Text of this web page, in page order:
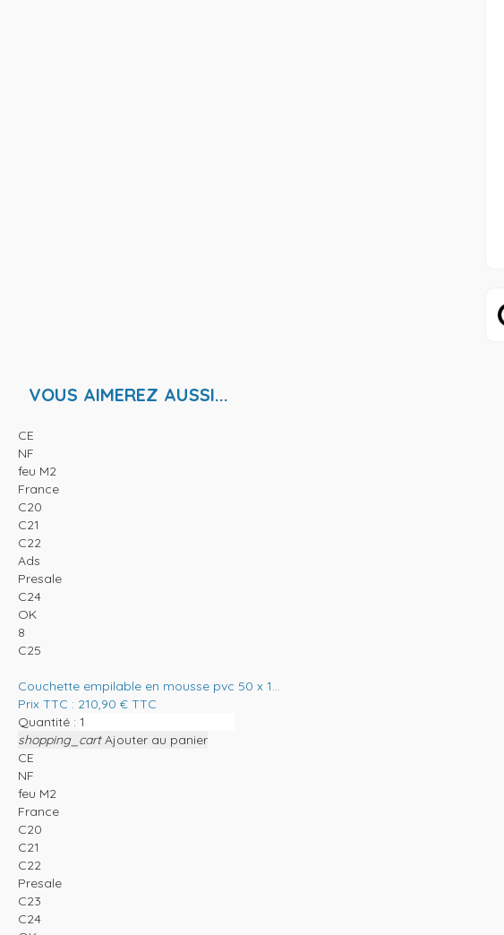
VOUS AIMEREZ AUSSI...
CE
NF
feu M2
France
C20
C21
C22
Ads
Presale
C24
OK
8
C25
Couchette empilable en mousse pvc 50 x 1...
Prix TTC : 210,90 € TTC
Quantité :
shopping_cart Ajouter au panier
CE
NF
feu M2
France
C20
C21
C22
Presale
C23
C24